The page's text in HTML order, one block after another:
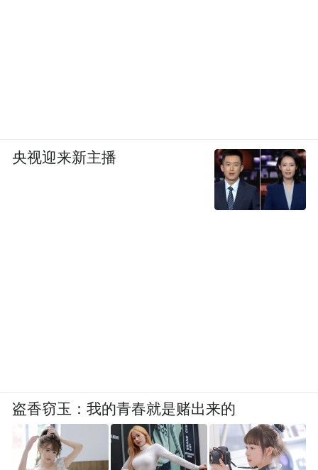
央视迎来新主播
盗香窃玉：我的青春就是赌出来的